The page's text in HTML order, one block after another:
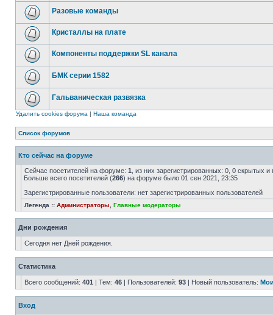
Разовые команды
Кристаллы на плате
Компоненты поддержки SL канала
БМК серии 1582
Гальваническая развязка
Удалить cookies форума | Наша команда
Список форумов
Кто сейчас на форуме
Сейчас посетителей на форуме: 1 , из них зарегистрированных: 0, 0 скрытых
Больше всего посетителей (266) на форуме было 01 сен 2021, 23:35
Зарегистрированные пользователи: нет зарегистрированных пользователей
Легенда :: Администраторы Главные модераторы
Дни рождения
Сегодня нет Дней рождения.
Статистика
Всего сообщений: 401 | Тем: 46 | Пользователей: 93 | Новый пользователь:
Вход